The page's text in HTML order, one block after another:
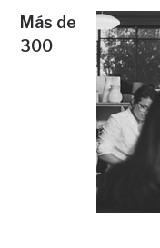
Más de
300